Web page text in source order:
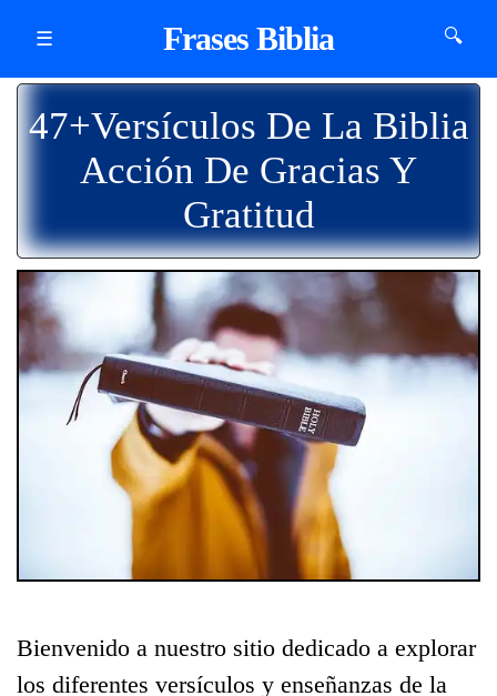
☰ Frases Biblia 🔍
47+Versículos De La Biblia
Acción De Gracias Y
Gratitud
Bienvenido a nuestro sitio dedicado a explorar
los diferentes versículos y enseñanzas de la